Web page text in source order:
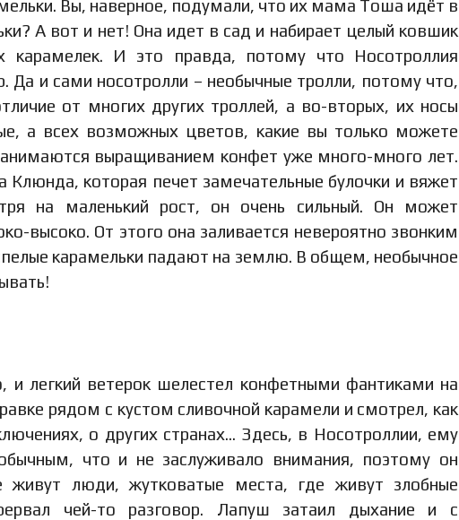
Вы, наверное, подумали, что их мама Тоша идёт в
А вот и нет! Она идет в сад и набирает целый ковшик
карамелек. И это правда, потому что Носотроллия
Да и сами носотролли – необычные тролли, потому что,
от многих других троллей, а во-вторых, их носы
а всех возможных цветов, какие вы только можете
выращиванием конфет уже много-много лет.
которая печет замечательные булочки и вяжет
на маленький рост, он очень сильный. Он может
высоко. От этого она заливается невероятно звонким
карамельки падают на землю. В общем, необычное
и легкий ветерок шелестел конфетными фантиками на
рядом с кустом сливочной карамели и смотрел, как
о других странах… Здесь, в Носотроллии, ему
что и не заслуживало внимания, поэтому он
живут люди, жутковатые места, где живут злобные
чей-то разговор. Лапуш затаил дыхание и с